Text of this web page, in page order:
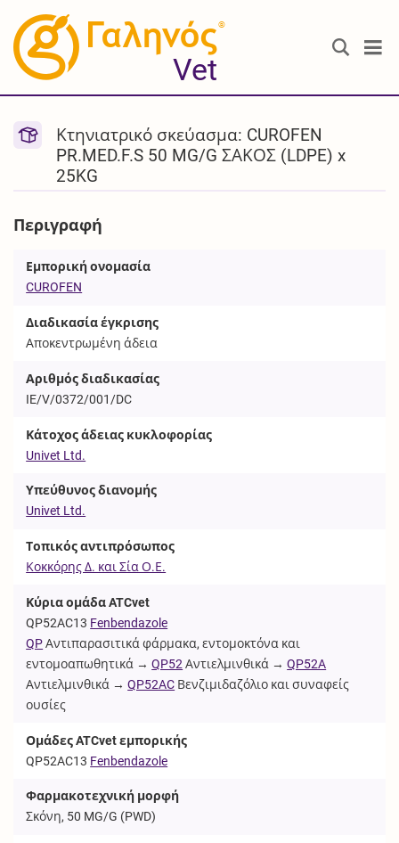
®
Vet
Κτηνιατρικό σκεύασμα: CUROFEN
PR.MED.F.S 50 MG/G ΣΑΚΟΣ (LDPE) x
25KG
Περιγραφή
Εμπορική ονομασία
CUROFEN
Διαδικασία έγκρισης
Αποκεντρωμένη άδεια
Αριθμός διαδικασίας
IE/V/0372/001/DC
Κάτοχος άδειας κυκλοφορίας
Univet Ltd.
Υπεύθυνος διανομής
Univet Ltd.
Τοπικός αντιπρόσωπος
Κοκκόρης Δ. και Σία Ο.Ε.
Κύρια ομάδα ATCvet
QP52AC13 Fenbendazole
QPΑντιπαρασιτικά φάρμακα, εντομοκτόνα και
εντομοαπωθητικά →QP52 Αντιελμινθικά →QP52A
Αντιελμινθικά →QP52AC Βενζιμιδαζόλιο και συναφείς
ουσίες
Ομάδες ATCvet εμπορικής
QP52AC13 Fenbendazole
Φαρμακοτεχνική μορφή
Σκόνη, 50 MG/G (PWD)